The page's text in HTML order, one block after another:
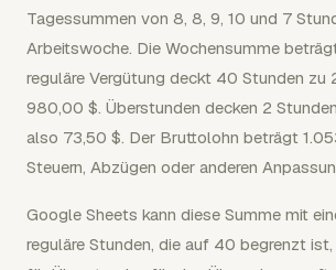
Tagessummen von 8, 8, 9, 10 und 7
Arbeitswoche. Die Wochensumme
reguläre Vergütung deckt 40 Stunden zu
980,00 $. Überstunden decken 2
also 73,50 $. Der Bruttolohn beträgt
Steuern, Abzügen oder anderen
Google Sheets kann diese Summe mit
reguläre Stunden, die auf 40 begrenzt ist,